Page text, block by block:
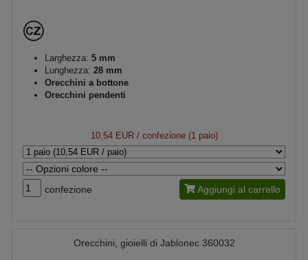
Larghezza: 5 mm
Lunghezza: 28 mm
Orecchini a bottone
Orecchini pendenti
10,54 EUR/ confezione (1 paio)
confezione Aggiungi al carrello
Orecchini, gioielli di Jablonec 360032